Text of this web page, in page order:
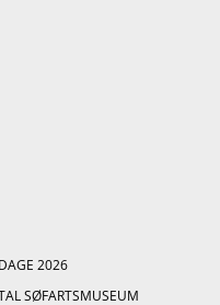
2026
SØFARTSMUSEUM